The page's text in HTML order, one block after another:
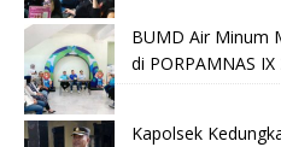
BUMD Air Minum
di PORPAMNAS IX
Kapolsek